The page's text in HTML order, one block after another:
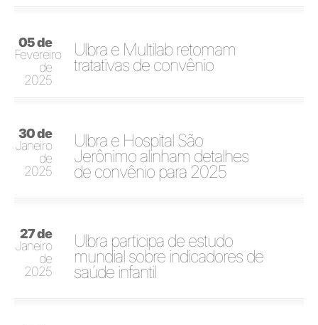
05 de
Fevereiro
de
2025
Ulbra e Multilab retomam
tratativas de convênio
30 de
Janeiro
de
2025
Ulbra e Hospital São
Jerônimo alinham detalhes
de convênio para 2025
27 de
Janeiro
de
2025
Ulbra participa de estudo
mundial sobre indicadores de
saúde infantil